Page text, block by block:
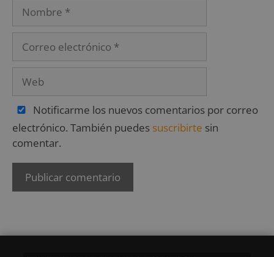
Notificarme los nuevos comentarios por correo
electrónico. También puedes suscribirte sin
comentar.